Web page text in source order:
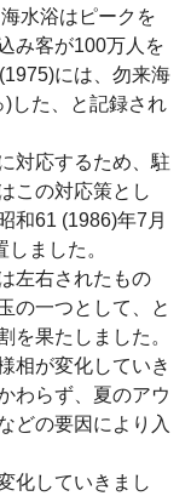
水浴はピークを
み客が100万人を
には、勿来海
した、と記録され
対応するため、駐
この対応策とし
和61 (1986)年7月
ました。
左右されたもの
の一つとして、と
を果たしました。
相が変化していき
わらず、夏のアウ
どの要因により入
化していきまし